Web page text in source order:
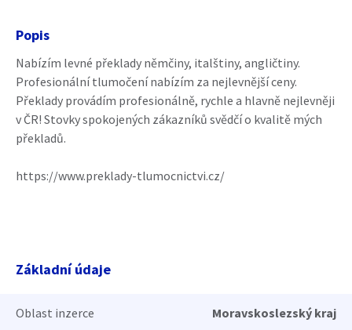
Popis
Nabízím levné překlady němčiny, italštiny, angličtiny.
Profesionální tlumočení nabízím za nejlevnější ceny.
Překlady provádím profesionálně, rychle a hlavně nejlevněji
v ČR! Stovky spokojených zákazníků svědčí o kvalitě mých
překladů.
https://www.preklady-tlumocnictvi.cz/
Základní údaje
Oblast inzerce Moravskoslezský kraj